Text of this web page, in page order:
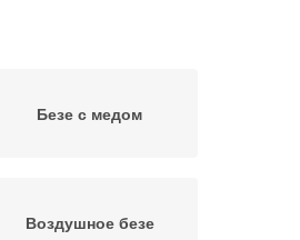
Безе с медом
Воздушное безе